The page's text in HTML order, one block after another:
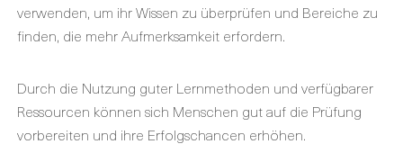
verwenden, um ihr Wissen zu überprüfen und Bereiche zu
finden, die mehr Aufmerksamkeit erfordern.
Durch die Nutzung guter Lernmethoden und verfügbarer
Ressourcen können sich Menschen gut auf die Prüfung
vorbereiten und ihre Erfolgschancen erhöhen.